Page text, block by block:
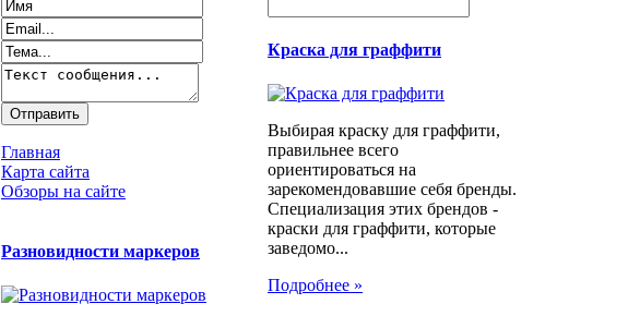
Главная
Карта сайта
Обзоры на сайте
Разновидности маркеров
Краска для граффити
Выбирая краску для граффити,
правильнее всего
ориентироваться на
зарекомендовавшие себя бренды.
Специализация этих брендов -
краски для граффити, которые
заведомо...
Подробнее »